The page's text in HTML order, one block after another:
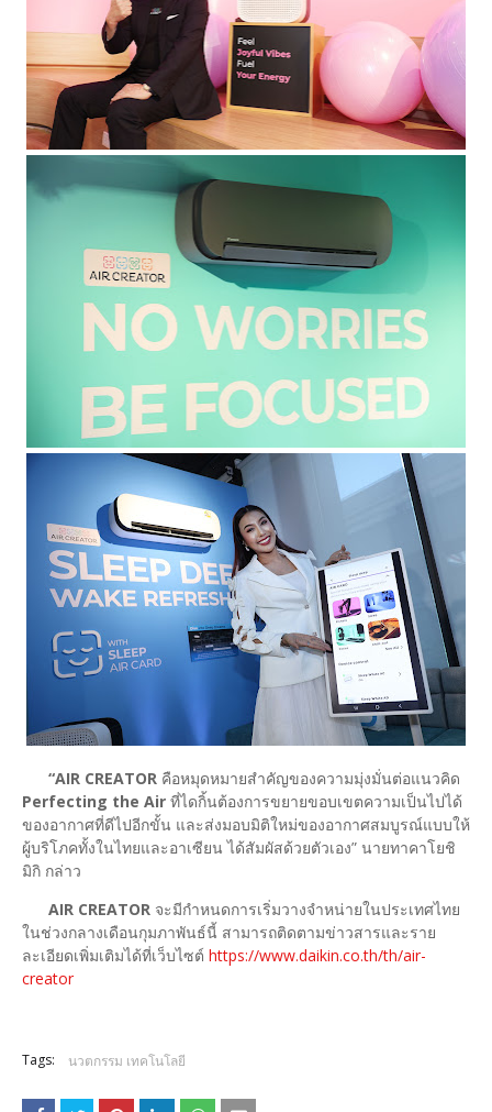
“AIR CREATOR คือหมุดหมายสำคัญของความมุ่งมั่นต่อแนวคิด
Perfecting the Air ที่ไดกิ้นต้องการขยายขอบเขตความเป็นไปได้
ของอากาศที่ดีไปอีกขั้น และส่งมอบมิติใหม่ของอากาศสมบูรณ์แบบให้
ผู้บริโภคทั้งในไทยและอาเซียน ได้สัมผัสด้วยตัวเอง” นายทาคาโยชิ
มิกิ กล่าว
AIR CREATOR จะมีกำหนดการเริ่มวางจำหน่ายในประเทศไทย
ในช่วงกลางเดือนกุมภาพันธ์นี้ สามารถติดตามข่าวสารและราย
ละเอียดเพิ่มเติมได้ที่เว็บไซต์ https://www.daikin.co.th/th/air-
creator
Tags: นวตกรรม เทคโนโลยี